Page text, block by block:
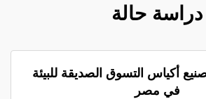
دراسة حالة
أكياس التسوق الصديقة للبيئة
في مصر